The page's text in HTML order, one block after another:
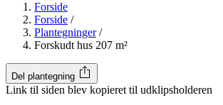
Forside
Forside /
Plantegninger /
Forskudt hus 207 m²
Del plantegning
Link til siden blev kopieret til udklipsholderen